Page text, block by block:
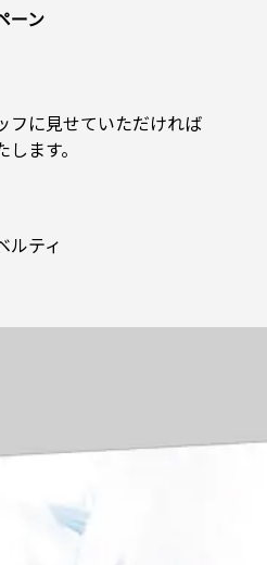
ーン
に見せていただければ
ます。
ルティ